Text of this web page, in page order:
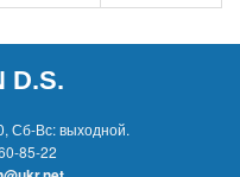
D.S.
Сб-Вс: выходной.
85-22